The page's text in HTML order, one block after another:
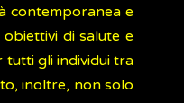
contemporanea e
di salute e
tutti gli individui tra
inoltre, non solo